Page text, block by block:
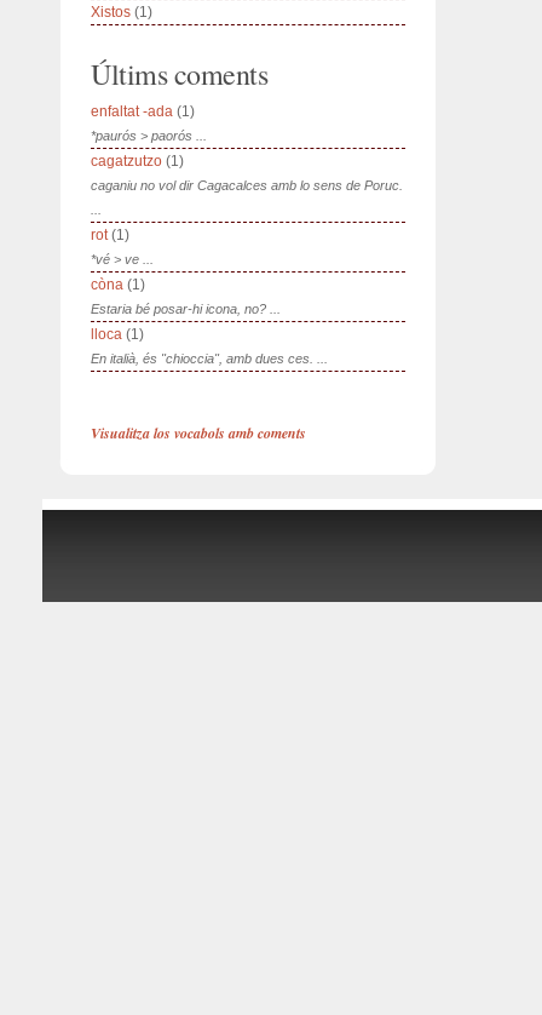
Xistos (1)
Últims coments
enfaltat -ada (1)
*paurós > paorós ...
cagatzutzo (1)
caganiu no vol dir Cagacalces amb lo sens de Poruc.
rot(1)
*vé > ve ...
còna (1)
Estaria bé posar-hi icona, no? ...
lloca (1)
En italià, és "chioccia", amb dues ces. ...
Visualitza los vocabols amb coments